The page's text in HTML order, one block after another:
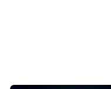
dokumentere ny